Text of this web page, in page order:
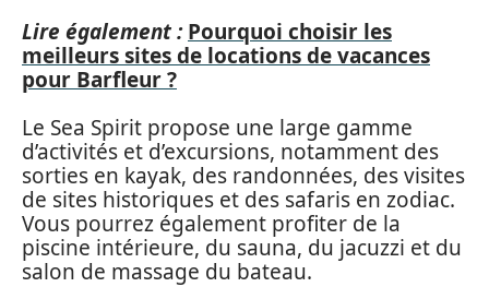
Lire également : Pourquoi choisir les
meilleurs sites de locations de vacances
pour Barfleur ?
Le Sea Spirit propose une large gamme
d’activités et d’excursions, notamment des
sorties en kayak, des randonnées, des visites
de sites historiques et des safaris en zodiac.
Vous pourrez également profiter de la
piscine intérieure, du sauna, du jacuzzi et du
salon de massage du bateau.